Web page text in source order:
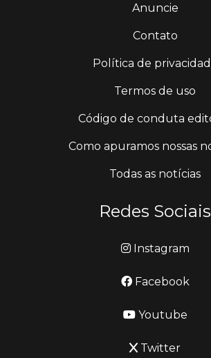
Anuncie
Contato
Política de
Termos de uso
Código de conduta
Como apuramos nossas
Todas as notícias
Redes Sociais
Instagram
Facebook
Youtube
Twitter